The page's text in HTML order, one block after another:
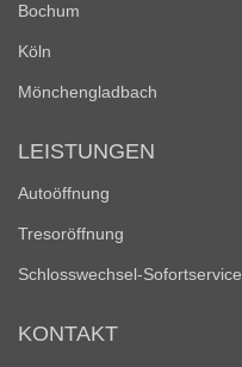
Bochum
Köln
Mönchengladbach
LEISTUNGEN
Autoöffnung
Tresoröffnung
Schlosswechsel-Sofortservice
KONTAKT